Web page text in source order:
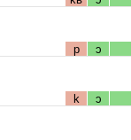
p ɔ
k ɔ